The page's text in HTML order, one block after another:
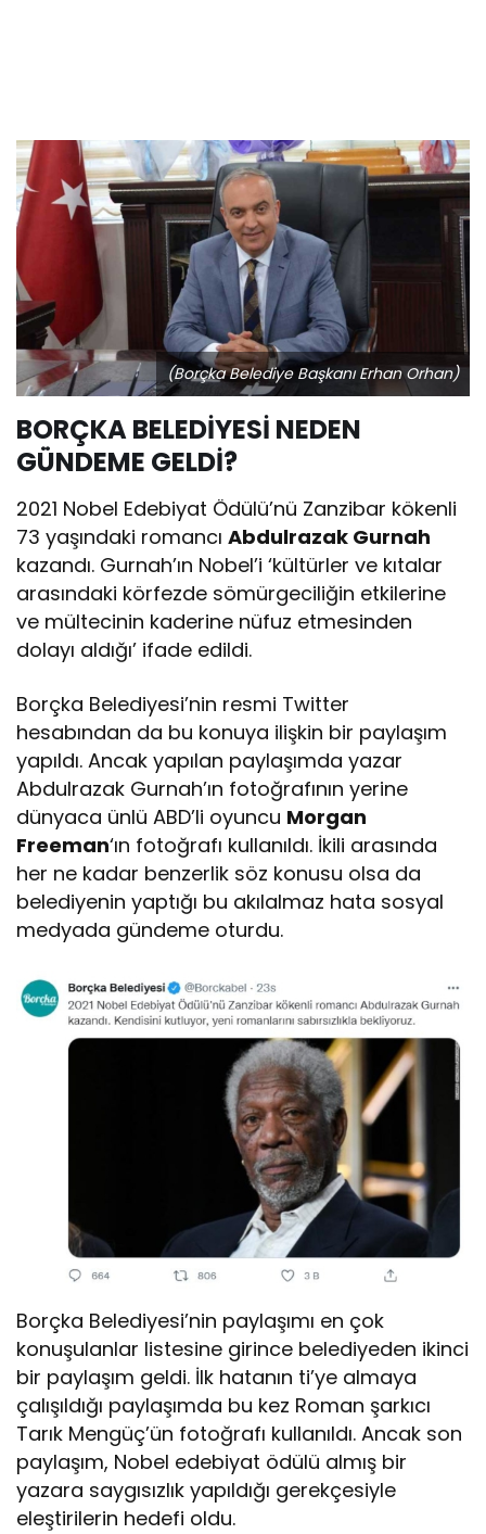
(Borçka Belediye Başkanı Erhan Orhan)
BORÇKA BELEDİYESİ NEDEN
GÜNDEME GELDİ?
2021 Nobel Edebiyat Ödülü’nü Zanzibar kökenli
73 yaşındaki romancıAbdulrazak Gurnah
kazandı. Gurnah’ın Nobel’i ‘kültürler ve kıtalar
arasındaki körfezde sömürgeciliğin etkilerine
ve mültecinin kaderine nüfuz etmesinden
dolayı aldığı’ ifade edildi.
Borçka Belediyesi’nin resmi Twitter
hesabından da bu konuya ilişkin bir paylaşım
yapıldı. Ancak yapılan paylaşımda yazar
Abdulrazak Gurnah’ın fotoğrafının yerine
dünyaca ünlü ABD’li oyuncu Morgan
Freeman‘ın fotoğrafı kullanıldı. İkili arasında
her ne kadar benzerlik söz konusu olsa da
belediyenin yaptığı bu akılalmaz hata sosyal
medyada gündeme oturdu.
Borçka Belediyesi’nin paylaşımı en çok
konuşulanlar listesine girince belediyeden ikinci
bir paylaşım geldi. İlk hatanın ti’ye almaya
çalışıldığı paylaşımda bu kez Roman şarkıcı
Tarık Mengüç’ün fotoğrafı kullanıldı. Ancak son
paylaşım, Nobel edebiyat ödülü almış bir
yazara saygısızlık yapıldığı gerekçesiyle
eleştirilerin hedefi oldu.